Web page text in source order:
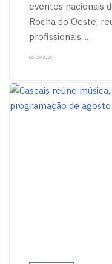
eventos nacionais
Rocha do Oeste,
profissionais,...
06-08-2026